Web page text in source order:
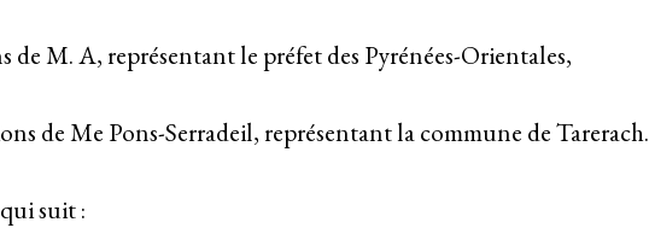
de M. A, représentant le préfet des Pyrénées-Orientales,
de Me Pons-Serradeil, représentant la commune de Tarerach.
suit :